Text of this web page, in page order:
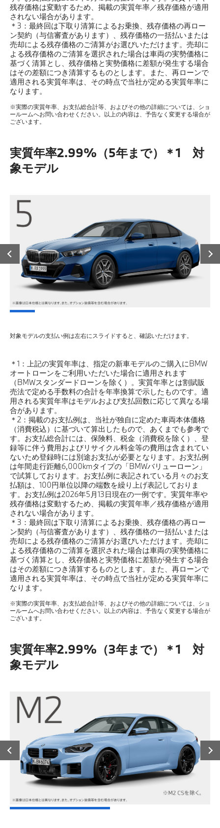
残存価格は変動するため、掲載の実質年率／残存価格が適用
されない場合があります。
＊3：最終回は下取り清算によるお乗換、残存価格の再ロー
ン契約（与信審査があります）、残存価格の一括払いまたは
売却による残存価格のご清算がお選びいただけます。売却に
よる残存価格のご清算を選択された場合は車両の実勢価格に
基づく清算とし、残存価格と実勢価格に差額が発生する場合
はその差額につき清算するものとします。また、再ローンで
適用される実質年率は、その時点で当社が定める実質年率に
なります。
※実際の実質年率、お支払総合計等、およびその他の詳細については、ショ
ールームへお問い合わせください。以上の内容は、予告なく変更する場合が
ございます。
実質年率2.99%（5年まで）＊1 対
象モデル
対象モデルの支払い例は左右にスライドすると、確認いただけます。
＊1：上記の実質年率は、指定の新車モデルのご購入にBMW
オートローンをご利用いただいた場合に適用されます
（BMWスタンダードローンを除く）。実質年率とは割賦販
売法で定める手数料の合計を年率換算で示したものです。適
用される実質年率はモデルおよび支払回数に応じて異なる場
合があります。
＊2：掲載のお支払例は、当社が独自に定めた車両本体価格
（消費税込）に基づいて算出したもので、あくまでも参考で
す。お支払総合計には、保険料、税金（消費税を除く）、登
録等に伴う費用およびリサイクル料金等の費用は含まれてい
ないため登録時には別途お支払が必要となります。お支払例
は年間走行距離6,000kmタイプの「BMWバリューローン」
で試算しております。お支払例に表記されている月々のお支
払額は、100円単位以降の端数を繰り上げ表記しておりま
す。お支払例は2026年5月13日現在の一例です。実質年率や
残存価格は変動するため、掲載の実質年率／残存価格が適用
されない場合があります。
＊3：最終回は下取り清算によるお乗換、残存価格の再ロー
ン契約（与信審査があります）、残存価格の一括払いまたは
売却による残存価格のご清算がお選びいただけます。売却に
よる残存価格のご清算を選択された場合は車両の実勢価格に
基づく清算とし、残存価格と実勢価格に差額が発生する場合
はその差額につき清算するものとします。また、再ローンで
適用される実質年率は、その時点で当社が定める実質年率に
なります。
※実際の実質年率、お支払総合計等、およびその他の詳細については、ショ
ールームへお問い合わせください。以上の内容は、予告なく変更する場合が
ございます。
実質年率2.99%（3年まで）＊1 対
象モデル